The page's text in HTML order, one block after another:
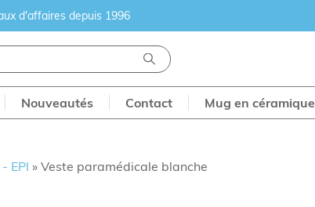
d'affaires depuis 1996
Nouveautés Contact Mug en céramique
EPI »Veste paramédicale blanche